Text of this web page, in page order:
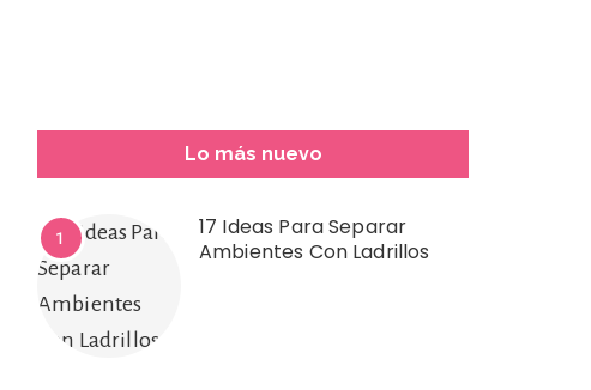
Lo más nuevo
1
17 Ideas Para Separar
Ambientes Con Ladrillos